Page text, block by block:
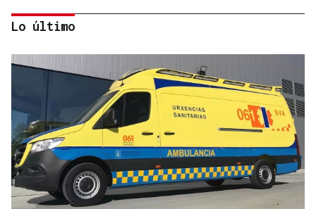
LOS TITULARES DE HOY
La portada de La Región de este sábado, 8 de
agosto
Lo último